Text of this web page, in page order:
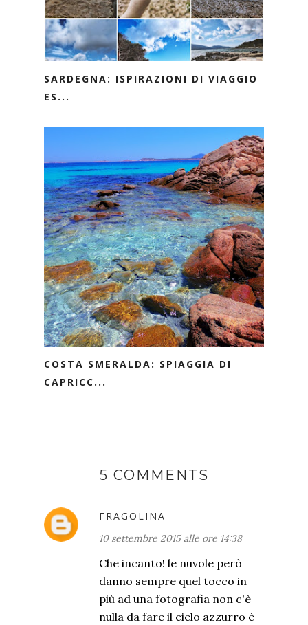
SARDEGNA: ISPIRAZIONI DI VIAGGIO
ES...
COSTA SMERALDA: SPIAGGIA DI
CAPRICC...
5 COMMENTS
FRAGOLINA
10 settembre 2015 alle ore 14:38
Che incanto! le nuvole però
danno sempre quel tocco in
più ad una fotografia non c'è
nulla da fare il cielo azzurro è